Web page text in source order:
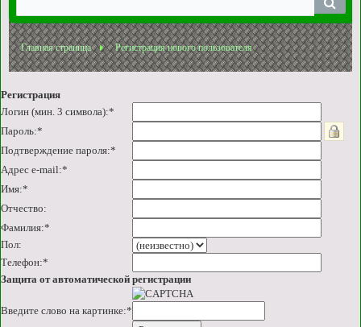
Главная страница Регистрация нового пользователя
Регистрация
Логин (мин. 3 символа):*
Пароль:*
Подтверждение пароля:*
Адрес e-mail:*
Имя:*
Отчество:
Фамилия:*
Пол:
Телефон:*
Защита от автоматической регистрации
Введите слово на картинке:*